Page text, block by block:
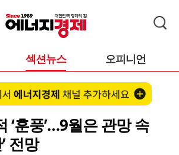
섹션뉴스 오피니언
‘훈풍’…9월은 관망 속
전망